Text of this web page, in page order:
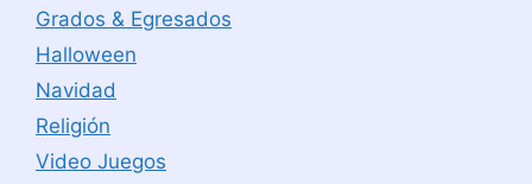
Grados & Egresados
Halloween
Navidad
Religión
Video Juegos